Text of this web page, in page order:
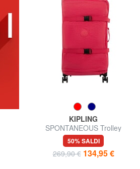
KIPLING
SPONTANEOUS Trolley
misura grande
50% SALDI
269,90 € 134,95 €